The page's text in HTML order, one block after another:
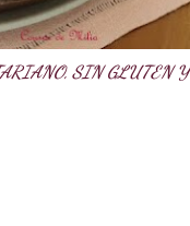
SIN GLUTEN Y